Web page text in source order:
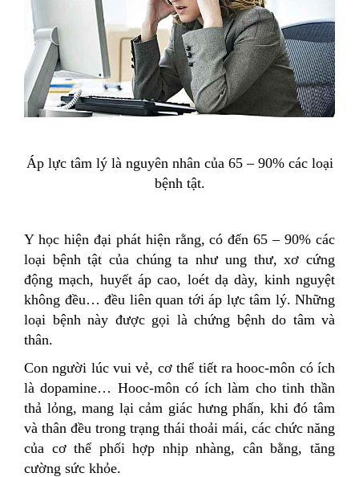
Áp lực tâm lý là nguyên nhân của 65 – 90% các loại
bệnh tật.
Y học hiện đại phát hiện rằng, có đến 65 – 90% các
loại bệnh tật của chúng ta như ung thư, xơ cứng
động mạch, huyết áp cao, loét dạ dày, kinh nguyệt
không đều… đều liên quan tới áp lực tâm lý. Những
loại bệnh này được gọi là chứng bệnh do tâm và
thân.
Con người lúc vui vẻ, cơ thể tiết ra hooc-môn có ích
là dopamine… Hooc-môn có ích làm cho tinh thần
thả lỏng, mang lại cảm giác hưng phấn, khi đó tâm
và thân đều trong trạng thái thoải mái, các chức năng
của cơ thể phối hợp nhịp nhàng, cân bằng, tăng
cường sức khỏe.